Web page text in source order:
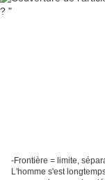
-Frontière = limite,
L'homme s'est